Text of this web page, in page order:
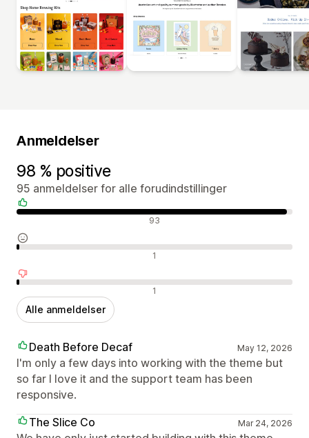
Anmeldelser
98 % positive
95 anmeldelser for alle forudindstillinger
Positive anmeldelser 93
Neutrale anmeldelser 1
Negative anmeldelser 1
Alle anmeldelser
Death Before Decaf May 12, 2026
I'm only a few days into working with the theme but
so far I love it and the support team has been
responsive.
The Slice Co
Mar 24, 2026